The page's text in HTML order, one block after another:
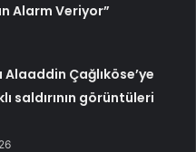
Alarm Veriyor”
Alaaddin Çağlıköse’ye
saldırının görüntüleri